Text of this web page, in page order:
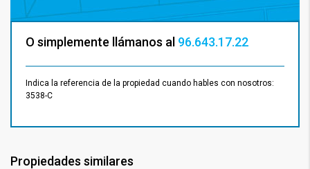
O simplemente llámanos al 96.643.17.22
Indica la referencia de la propiedad cuando hables con nosotros:
3538-C
Propiedades similares